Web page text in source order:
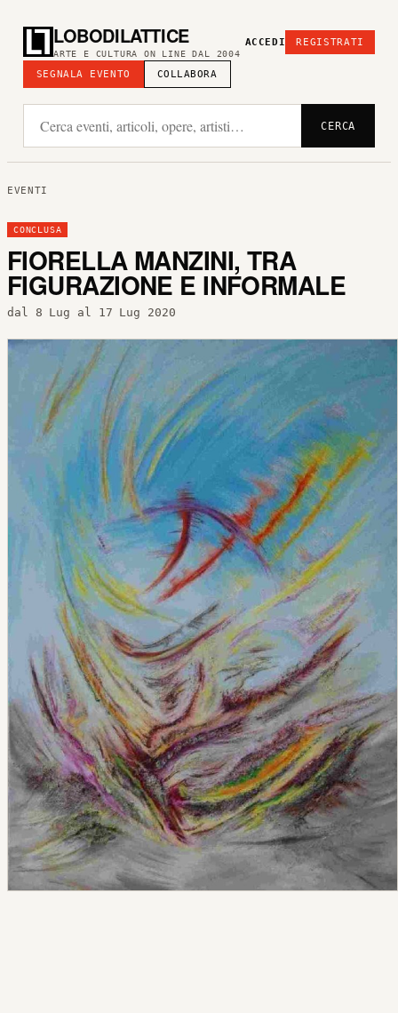
LOBODILATTICE
ARTE E CULTURA ON LINE DAL 2004
SEGNALA EVENTO COLLABORA
ACCEDI REGISTRATI
CERCA
EVENTI
CONCLUSA
FIORELLA MANZINI, TRA
FIGURAZIONE E INFORMALE
dal 8 Lug al 17 Lug 2020